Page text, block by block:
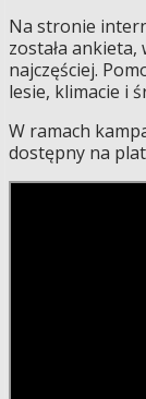
Na stronie
została
najczęściej.
lesie, klimacie i
W ramach
dostępny na